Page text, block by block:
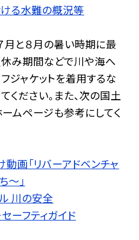
る水難の概況等
月と８月の暑い時期に最
休み期間などで川や海へ
ジャケットを着用するな
ださい。また、次の国土
ムページも参考にしてく
画「リバーアドベンチャ
〜」
川の安全
ーフティガイド